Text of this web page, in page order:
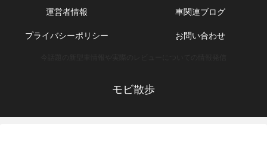
モビ散歩
運営者情報 車関連ブログ
プライバシーポリシー お問い合わせ